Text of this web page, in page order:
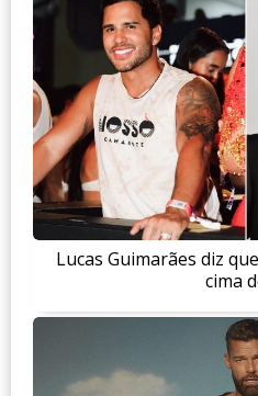
Lucas Guimarães diz
cima